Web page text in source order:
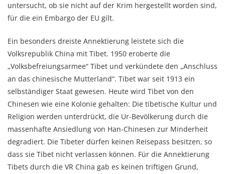
untersucht, ob sie nicht auf der Krim hergestellt worden sind,
für die ein Embargo der EU gilt.
Ein besonders dreiste Annektierung leistete sich die
Volksrepublik China mit Tibet. 1950 eroberte die
„Volksbefreiungsarmee“ Tibet und verkündete den „Anschluss
an das chinesische Mutterland“. Tibet war seit 1913 ein
selbständiger Staat gewesen. Heute wird Tibet von den
Chinesen wie eine Kolonie gehalten: Die tibetische Kultur und
Religion werden unterdrückt, die Ur-Bevölkerung durch die
massenhafte Ansiedlung von Han-Chinesen zur Minderheit
degradiert. Die Tibeter dürfen keinen Reisepass besitzen, so
dass sie Tibet nicht verlassen können. Für die Annektierung
Tibets durch die VR China gab es keinen triftigen Grund,